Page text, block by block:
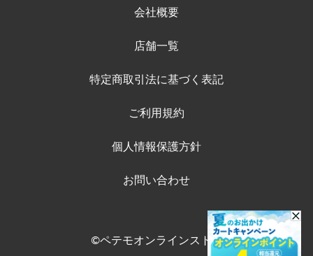
会社概要
店舗一覧
特定商取引法に基づく表記
ご利用規約
個人情報保護方針
お問い合わせ
©ペテモオンラインストア